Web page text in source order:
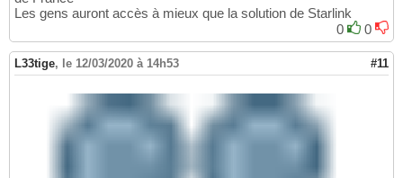
Les gens auront accès à mieux que la solution de Starlink
0
0
L33tige, le 12/03/2020 à 14h53 #11